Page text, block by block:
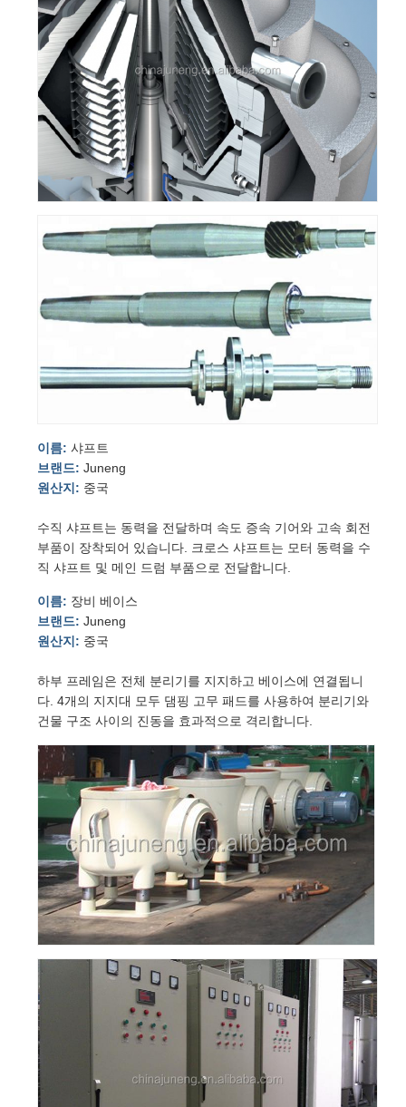
이름: 샤프트
브랜드: Juneng
원산지: 중국
수직 샤프트는 동력을 전달하며 속도 증속 기어와 고속 회전
부품이 장착되어 있습니다. 크로스 샤프트는 모터 동력을 수
직 샤프트 및 메인 드럼 부품으로 전달합니다.
이름: 장비 베이스
브랜드: Juneng
원산지: 중국
하부 프레임은 전체 분리기를 지지하고 베이스에 연결됩니
다. 4개의 지지대 모두 댐핑 고무 패드를 사용하여 분리기와
건물 구조 사이의 진동을 효과적으로 격리합니다.